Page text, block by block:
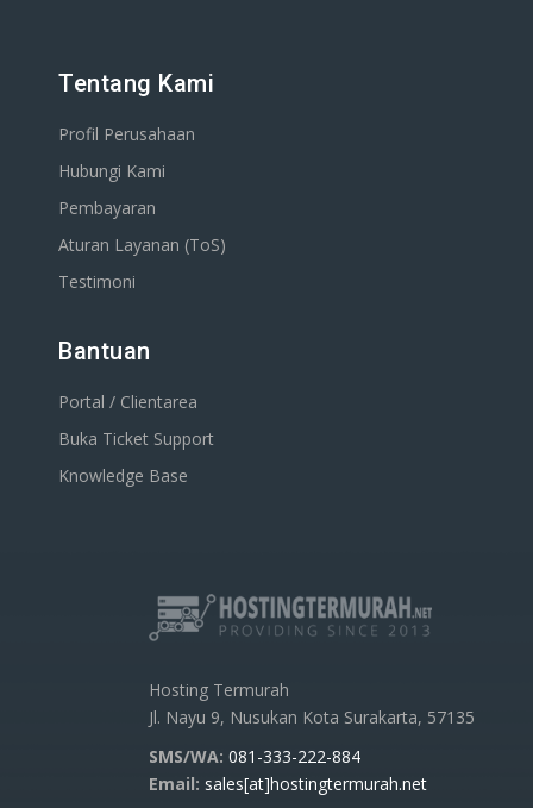
Tentang Kami
Profil Perusahaan
Hubungi Kami
Pembayaran
Aturan Layanan (ToS)
Testimoni
Bantuan
Portal / Clientarea
Buka Ticket Support
Knowledge Base
Hosting Termurah
Jl. Nayu 9, Nusukan Kota Surakarta, 57135
SMS/WA: 081-333-222-884
Email: sales[at]hostingtermurah.net